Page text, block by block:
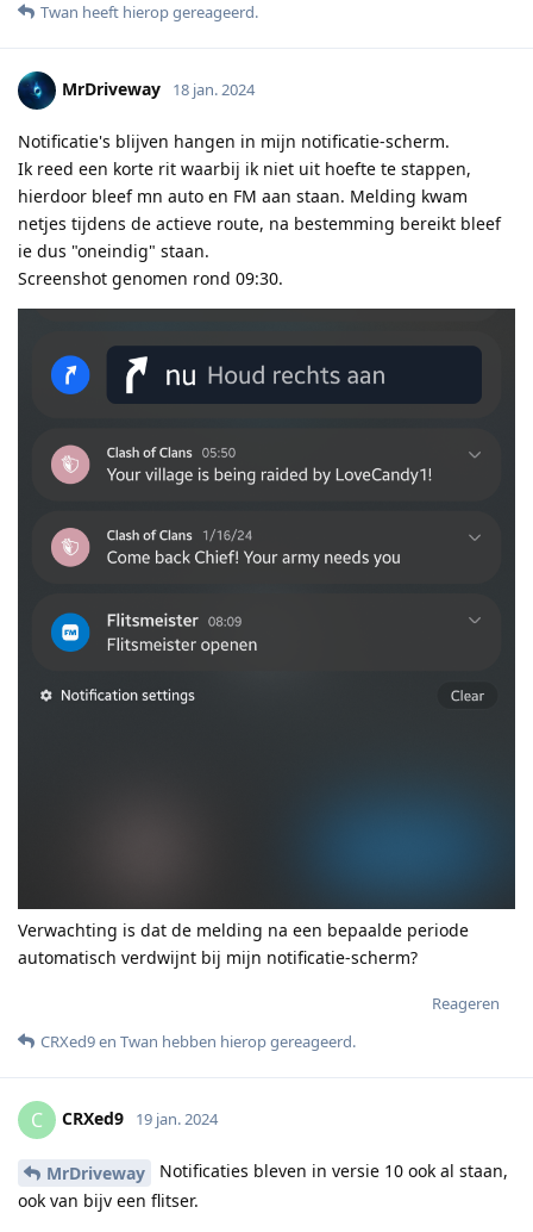
Twan heeft hierop gereageerd.
MrDriveway 18 jan. 2024
Notificatie's blijven hangen in mijn notificatie-scherm.
Ik reed een korte rit waarbij ik niet uit hoefte te stappen,
hierdoor bleef mn auto en FM aan staan. Melding kwam
netjes tijdens de actieve route, na bestemming bereikt bleef
ie dus "oneindig" staan.
Screenshot genomen rond 09:30.
Verwachting is dat de melding na een bepaalde periode
automatisch verdwijnt bij mijn notificatie-scherm?
Reageren
CRXed9en Twan hebben hierop gereageerd.
C CRXed9 19 jan. 2024
MrDriveway
Notificaties bleven in versie 10 ook al staan,
ook van bijv een flitser.